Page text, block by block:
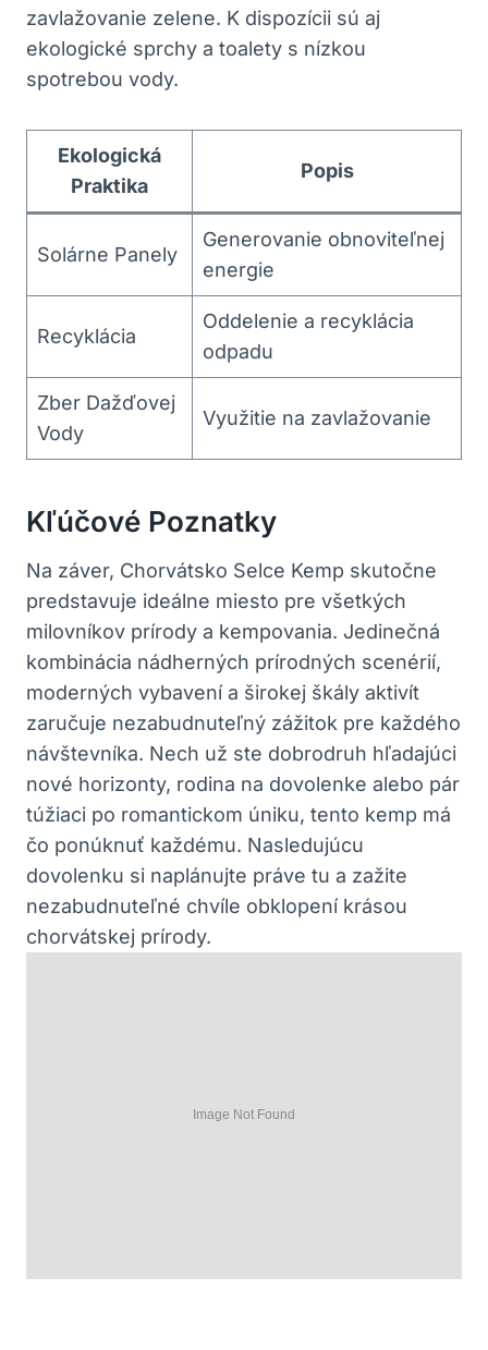
zavlažovanie zelene. K dispozícii sú aj
ekologické sprchy a toalety s nízkou
spotrebou vody.
Ekologická
Praktika
Popis
Solárne Panely
Generovanie obnoviteľnej
energie
Recyklácia
Oddelenie a recyklácia
odpadu
Zber Dažďovej
Vody
Využitie na zavlažovanie
Kľúčové Poznatky
Na záver, Chorvátsko Selce Kemp skutočne
predstavuje ideálne miesto pre všetkých
milovníkov prírody a kempovania. Jedinečná
kombinácia nádherných prírodných scenérií,
moderných vybavení a širokej škály aktivít
zaručuje nezabudnuteľný zážitok pre každého
návštevníka. Nech už ste dobrodruh hľadajúci
nové horizonty, rodina na dovolenke alebo pár
túžiaci po romantickom úniku, tento kemp má
čo ponúknuť každému. Nasledujúcu
dovolenku si naplánujte práve tu a zažite
nezabudnuteľné chvíle obklopení krásou
chorvátskej prírody.